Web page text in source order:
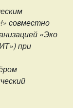
совместно
«Эко
при